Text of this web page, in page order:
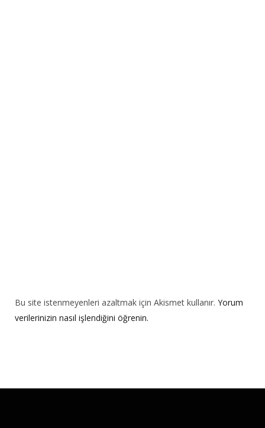
Bu site istenmeyenleri azaltmak için Akismet kullanır. Yorum
verilerinizin nasıl işlendiğini öğrenin.